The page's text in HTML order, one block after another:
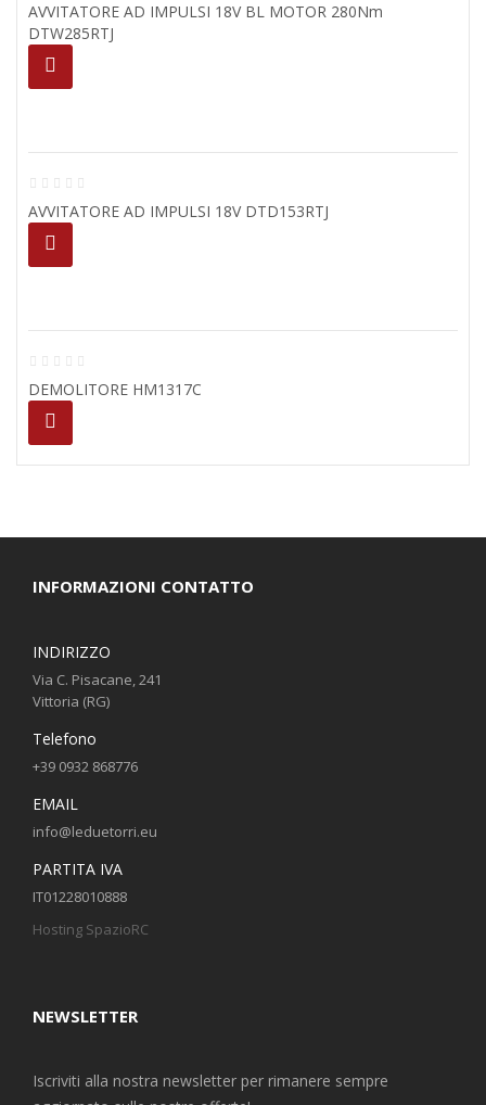
AVVITATORE AD IMPULSI 18V BL MOTOR 280Nm
DTW285RTJ
AVVITATORE AD IMPULSI 18V DTD153RTJ
DEMOLITORE HM1317C
INFORMAZIONI CONTATTO
INDIRIZZO
Via C. Pisacane, 241
Vittoria (RG)
Telefono
+39 0932 868776
EMAIL
info@leduetorri.eu
PARTITA IVA
IT01228010888
Hosting SpazioRC
NEWSLETTER
Iscriviti alla nostra newsletter per rimanere sempre